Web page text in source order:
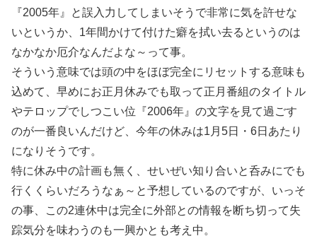
『2005年』と誤入力してしまいそうで非常に気を許せな
いというか、1年間かけて付けた癖を拭い去るというのは
なかなか厄介なんだよな～って事。
そういう意味では頭の中をほぼ完全にリセットする意味も
込めて、早めにお正月休みでも取って正月番組のタイトル
やテロップでしつこい位『2006年』の文字を見て過ごす
のが一番良いんだけど、今年の休みは1月5日・6日あたり
になりそうです。
特に休み中の計画も無く、せいぜい知り合いと呑みにでも
行くくらいだろうなぁ～と予想しているのですが、いっそ
の事、この2連休中は完全に外部との情報を断ち切って失
踪気分を味わうのも一興かとも考え中。